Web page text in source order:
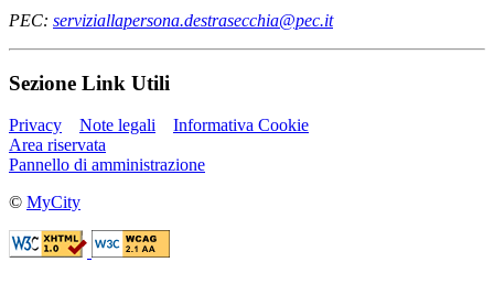
PEC: serviziallapersona.destrasecchia@pec.it
Sezione Link Utili
Privacy Note legali
Informativa Cookie
Area riservata
Pannello di amministrazione
© MyCity